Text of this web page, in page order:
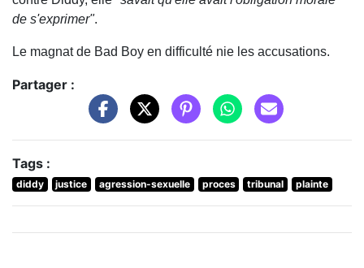
de s'exprimer".
Le magnat de Bad Boy en difficulté nie les accusations.
Partager :
Tags :
diddy justice agression-sexuelle proces tribunal plainte